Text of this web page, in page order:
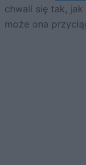
chwali się tak,
może ona